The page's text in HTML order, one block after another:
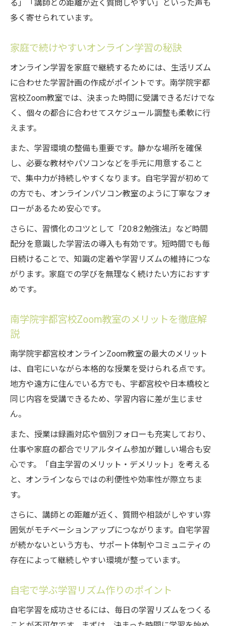
る」「講師との距離が近く質問しやすい」といった声も
多く寄せられています。
家庭で続けやすいオンライン学習の秘訣
オンライン学習を家庭で継続するためには、生活リズム
に合わせた学習計画の作成がポイントです。南学院宇都
宮校Zoom教室では、決まった時間に受講できるだけでな
く、個々の都合に合わせてスケジュール調整も柔軟に行
えます。
また、学習環境の整備も重要です。静かな場所を確保
し、必要な教材やパソコンなどを手元に用意すること
で、集中力が持続しやすくなります。自宅学習が初めて
の方でも、オンラインパソコン教室のように丁寧なフォ
ローがあるため安心です。
さらに、習慣化のコツとして「20:8:2勉強法」など時間
配分を意識した学習法の導入も有効です。短時間でも毎
日続けることで、知識の定着や学習リズムの維持につな
がります。家庭での学びを無理なく続けたい方におすす
めです。
南学院宇都宮校Zoom教室のメリットを徹底解
説
南学院宇都宮校オンラインZoom教室の最大のメリット
は、自宅にいながら本格的な授業を受けられる点です。
地方や遠方に住んでいる方でも、宇都宮校や日本橋校と
同じ内容を受講できるため、学習内容に差が生じませ
ん。
また、授業は録画対応や個別フォローも充実しており、
仕事や家庭の都合でリアルタイム参加が難しい場合も安
心です。「自主学習のメリット・デメリット」を考える
と、オンラインならではの利便性や効率性が際立ちま
す。
さらに、講師との距離が近く、質問や相談がしやすい雰
囲気がモチベーションアップにつながります。自宅学習
が続かないという方も、サポート体制やコミュニティの
存在によって継続しやすい環境が整っています。
自宅で学ぶ学習リズム作りのポイント
自宅学習を成功させるには、毎日の学習リズムをつくる